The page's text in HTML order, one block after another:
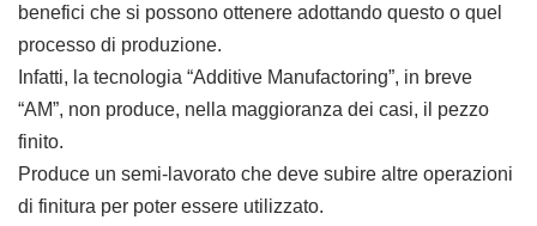
benefici che si possono ottenere adottando questo o quel
processo di produzione.
Infatti, la tecnologia “Additive Manufactoring”, in breve
“AM”, non produce, nella maggioranza dei casi, il pezzo
finito.
Produce un semi-lavorato che deve subire altre operazioni
di finitura per poter essere utilizzato.